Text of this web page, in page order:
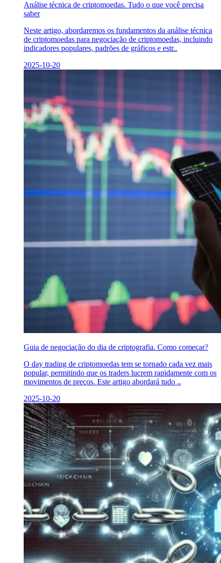
Análise técnica de criptomoedas. Tudo o que você precisa
saber
Neste artigo, abordaremos os fundamentos da análise técnica
de criptomoedas para negociação de criptomoedas, incluindo
indicadores populares, padrões de gráficos e estr..
2025-10-20
Guia de negociação do dia de criptografia. Como começar?
O day trading de criptomoedas tem se tornado cada vez mais
popular, permitindo que os traders lucrem rapidamente com os
movimentos de preços. Este artigo abordará tudo ..
2025-10-20